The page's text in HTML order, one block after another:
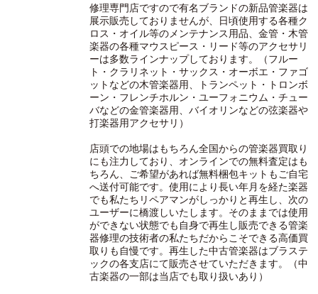
修理専門店ですので有名ブランドの新品管楽器は
展示販売しておりませんが、日頃使用する各種ク
ロス・オイル等のメンテナンス用品、金管・木管
楽器の各種マウスピース・リード等のアクセサリ
ーは多数ラインナップしております。（フルー
ト・クラリネット・サックス・オーボエ・ファゴ
ットなどの木管楽器用、トランペット・トロンボ
ーン・フレンチホルン・ユーフォニウム・チュー
バなどの金管楽器用、バイオリンなどの弦楽器や
打楽器用アクセサリ）
店頭での地場はもちろん全国からの管楽器買取り
にも注力しており、オンラインでの無料査定はも
ちろん、ご希望があれば無料梱包キットもご自宅
へ送付可能です。使用により長い年月を経た楽器
でも私たちリペアマンがしっかりと再生し、次の
ユーザーに橋渡しいたします。そのままでは使用
ができない状態でも自身で再生し販売できる管楽
器修理の技術者の私たちだからこそできる高価買
取りも自慢です。再生した中古管楽器はブラステ
ックの各支店にて販売させていただきます。（中
古楽器の一部は当店でも取り扱いあり）